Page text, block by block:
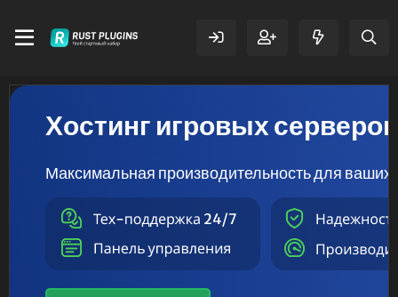
Хостинг игровых серверов
Максимальная производительность для ваших